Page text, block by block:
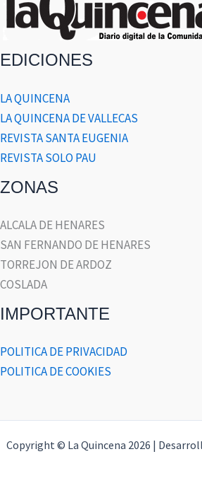
EDICIONES
LA QUINCENA
LA QUINCENA DE VALLECAS
REVISTA SANTA EUGENIA
REVISTA SOLO PAU
ZONAS
ALCALA DE HENARES
SAN FERNANDO DE HENARES
TORREJON DE ARDOZ
COSLADA
IMPORTANTE
POLITICA DE PRIVACIDAD
POLITICA DE COOKIES
Copyright © La Quincena 2026 |